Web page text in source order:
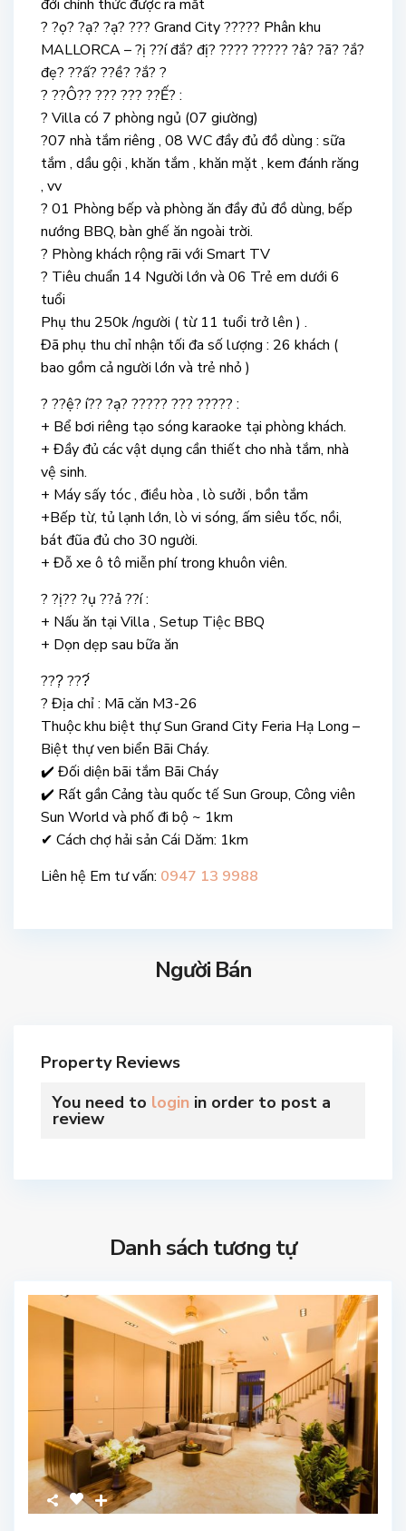
đới chính thức được ra mắt
? ?ọ? ?ạ? ?ạ? ??? Grand City ????? Phân khu
MALLORCA – ?ị ??í đắ? đị? ???? ????? ?â? ?ã? ?ắ?
đẹ? ??ấ? ??ề? ?ắ? ?
? ??Ô?? ??? ??? ??Ế? :
? Villa có 7 phòng ngủ (07 giường)
?07 nhà tắm riêng , 08 WC đầy đủ đồ dùng : sữa
tắm , dầu gội , khăn tắm , khăn mặt , kem đánh răng
, vv
? 01 Phòng bếp và phòng ăn đầy đủ đồ dùng, bếp
nướng BBQ, bàn ghế ăn ngoài trời.
? Phòng khách rộng rãi với Smart TV
? Tiêu chuẩn 14 Người lớn và 06 Trẻ em dưới 6
tuổi
Phụ thu 250k /người ( từ 11 tuổi trở lên ) .
Đã phụ thu chỉ nhận tối đa số lượng : 26 khách (
bao gồm cả người lớn và trẻ nhỏ )
? ??ệ? í?? ?ạ? ????? ??? ????? :
+ Bể bơi riêng tạo sóng karaoke tại phòng khách.
+ Đầy đủ các vật dụng cần thiết cho nhà tắm, nhà
vệ sinh.
+ Máy sấy tóc , điều hòa , lò sưởi , bồn tắm
+Bếp từ, tủ lạnh lớn, lò vi sóng, ấm siêu tốc, nồi,
bát đũa đủ cho 30 người.
+ Đỗ xe ô tô miễn phí trong khuôn viên.
? ?ị?? ?ụ ??ả ??í :
+ Nấu ăn tại Villa , Setup Tiệc BBQ
+ Dọn dẹp sau bữa ăn
???̣ ???́
? Địa chỉ : Mã căn M3-26
Thuộc khu biệt thự Sun Grand City Feria Hạ Long –
Biệt thự ven biển Bãi Cháy.
✔️ Đối diện bãi tắm Bãi Cháy
✔️ Rất gần Cảng tàu quốc tế Sun Group, Công viên
Sun World và phố đi bộ ~ 1km
✔ Cách chợ hải sản Cái Dăm: 1km
Liên hệ Em tư vấn: 0947 13 9988
Người Bán
Property Reviews
You need to login in order to post a
review
Danh sách tương tự